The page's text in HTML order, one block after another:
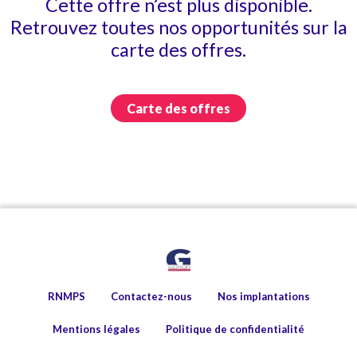
Cette offre n’est plus disponible.
Retrouvez toutes nos opportunités sur la
carte des offres.
Carte des offres
RNMPS Contactez-nous Nos implantations
Mentions légales Politique de confidentialité